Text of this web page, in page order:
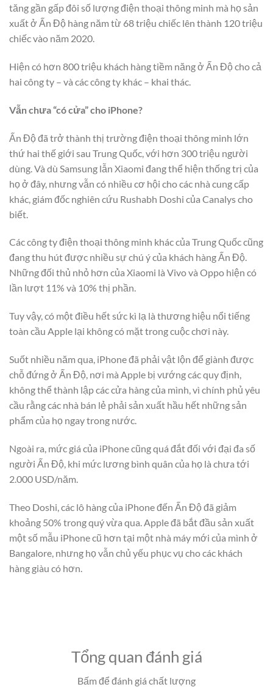
tăng gần gấp đôi số lượng điện thoại thông minh mà họ sản
xuất ở Ấn Độ hàng năm từ 68 triệu chiếc lên thành 120 triệu
chiếc vào năm 2020.
Hiện có hơn 800 triệu khách hàng tiềm năng ở Ấn Độ cho cả
hai công ty – và các công ty khác – khai thác.
Vẫn chưa “có cửa” cho iPhone?
Ấn Độ đã trở thành thị trường điện thoại thông minh lớn
thứ hai thế giới sau Trung Quốc, với hơn 300 triệu người
dùng. Và dù Samsung lẫn Xiaomi đang thể hiện thống trị của
họ ở đây, nhưng vẫn có nhiều cơ hội cho các nhà cung cấp
khác, giám đốc nghiên cứu Rushabh Doshi của Canalys cho
biết.
Các công ty điện thoại thông minh khác của Trung Quốc cũng
đang thu hút được nhiều sự chú ý của khách hàng Ấn Độ.
Những đối thủ nhỏ hơn của Xiaomi là Vivo và Oppo hiện có
lần lượt 11% và 10% thị phần.
Tuy vậy, có một điều hết sức kì lạ là thương hiệu nổi tiếng
toàn cầu Apple lại không có mặt trong cuộc chơi này.
Suốt nhiều năm qua, iPhone đã phải vật lộn để giành được
chỗ đứng ở Ấn Độ, nơi mà Apple bị vướng các quy định,
không thể thành lập các cửa hàng của mình, vì chính phủ yêu
cầu rằng các nhà bán lẻ phải sản xuất hầu hết những sản
phẩm của họ ngay trong nước.
Ngoài ra, mức giá của iPhone cũng quá đắt đối với đại đa số
người Ấn Độ, khi mức lương bình quân của họ là chưa tới
2.000 USD/năm.
Theo Doshi, các lô hàng của iPhone đến Ấn Độ đã giảm
khoảng 50% trong quý vừa qua. Apple đã bắt đầu sản xuất
một số mẫu iPhone cũ hơn tại một nhà máy mới của mình ở
Bangalore, nhưng họ vẫn chủ yếu phục vụ cho các khách
hàng giàu có hơn.
Tổng quan đánh giá
Bấm để đánh giá chất lượng